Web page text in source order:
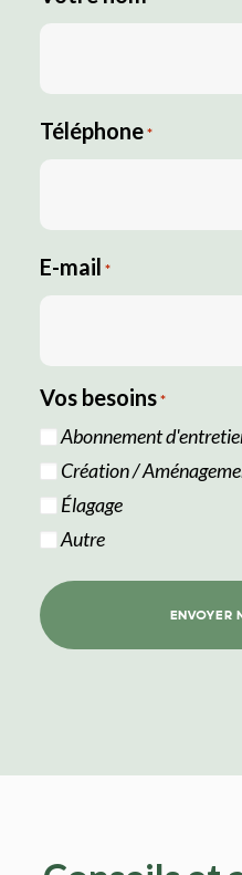
Téléphone *
E-mail *
Vos besoins *
Abonnement
Création /
Élagage
Autre